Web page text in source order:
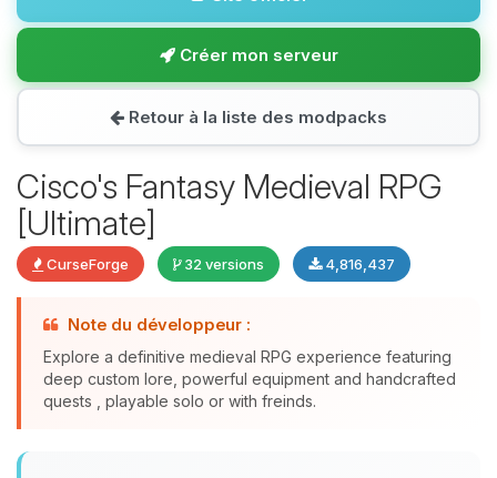
Créer mon serveur
Retour à la liste des modpacks
Cisco's Fantasy Medieval RPG
[Ultimate]
CurseForge 32 versions 4,816,437
Note du développeur :
Explore a definitive medieval RPG experience featuring
deep custom lore, powerful equipment and handcrafted
quests , playable solo or with freinds.